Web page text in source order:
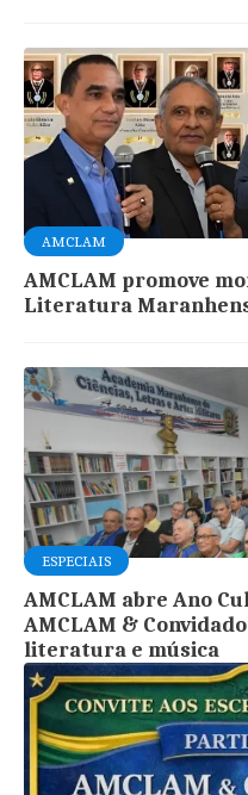
AMCLAM
AMCLAM promove
Literatura
ESPECIAIS
AMCLAM abre Ano
AMCLAM &
literatura e música